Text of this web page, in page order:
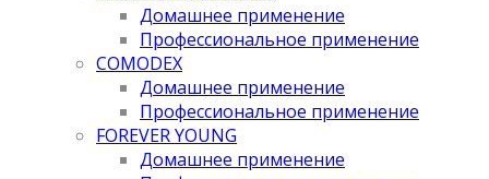
Домашнее применение
Профессиональное применение
COMODEX
Домашнее применение
Профессиональное применение
FOREVER YOUNG
Домашнее применение